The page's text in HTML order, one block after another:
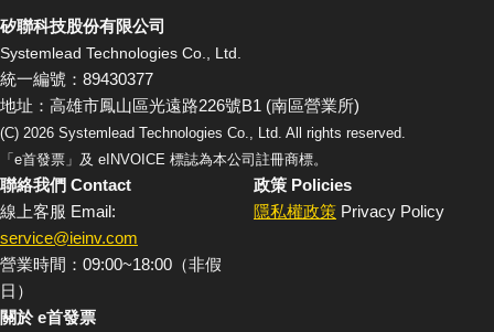
矽聯科技股份有限公司
Systemlead Technologies Co., Ltd.
統一編號：89430377
地址：高雄市鳳山區光遠路226號B1 (南區營業所)
(C) 2026 Systemlead Technologies Co., Ltd. All rights reserved.
「e首發票」及 eINVOICE 標誌為本公司註冊商標。
聯絡我們 Contact
線上客服 Email:
service@ieinv.com
營業時間：09:00~18:00（非假
日）
政策 Policies
隱私權政策 Privacy Policy
關於 e首發票